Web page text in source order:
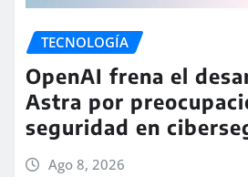
TECNOLOGÍA
OpenAI frena el
Astra por
seguridad en
Ago 8, 2026